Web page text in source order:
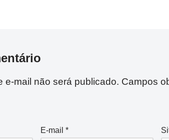
e-mail não será publicado. Campos
E-mail *